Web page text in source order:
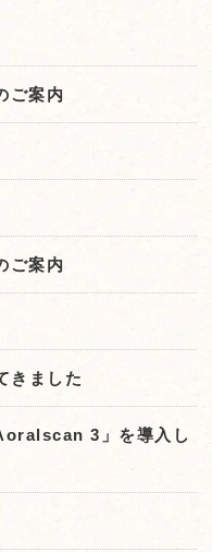
ご案内
ご案内
きました
3」を導入し